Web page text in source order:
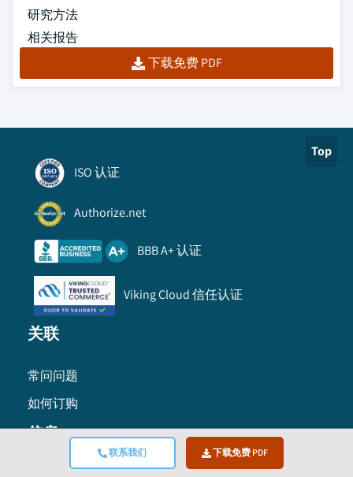
联系我们 下载免费 PDF
研究方法
相关报告
下载免费 PDF
Top
ISO 认证
Authorize.net
BBB A+ 认证
Viking Cloud 信任认证
关联
常问问题
如何订购
信息